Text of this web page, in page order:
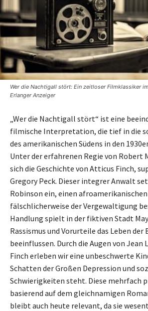
Wer die Nachtigall stört: Ein zeitloser Filmklassiker
Erlanger Anzeiger
„Wer die Nachtigall stört“ ist eine
filmische Interpretation, die tief in die
des amerikanischen Südens in den
Unter der erfahrenen Regie von
sich die Geschichte von Atticus Finch,
Gregory Peck. Dieser integrer Anwalt
Robinson ein, einen
fälschlicherweise der Vergewaltigung
Handlung spielt in der fiktiven Stadt
Rassismus und Vorurteile das Leben
beeinflussen. Durch die Augen von Jean
Finch erleben wir eine unbeschwerte
Schatten der Großen Depression und
Schwierigkeiten steht. Diese mehrfach
basierend auf dem gleichnamigen
bleibt auch heute relevant, da sie